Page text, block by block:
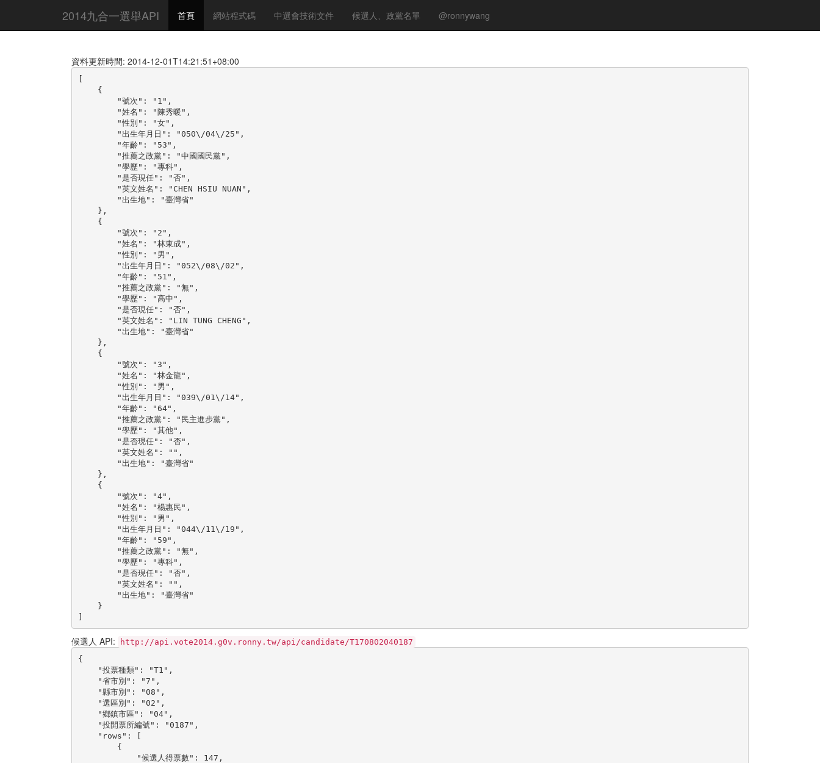
2014九合一選舉API 首頁 網站程式碼 中選會技術文件 候選人、政黨名單 @ronnywang
資料更新時間: 2014-12-01T14:21:51+08:00
[
    {
        "號次": "1",
        "姓名": "陳秀暖",
        "性別": "女",
        "出生年月日": "050\/04\/25",
        "年齡": "53",
        "推薦之政黨": "中國國民黨",
        "學歷": "專科",
        "是否現任": "否",
        "英文姓名": "CHEN HSIU NUAN",
        "出生地": "臺灣省"
    },
    {
        "號次": "2",
        "姓名": "林東成",
        "性別": "男",
        "出生年月日": "052\/08\/02",
        "年齡": "51",
        "推薦之政黨": "無",
        "學歷": "高中",
        "是否現任": "否",
        "英文姓名": "LIN TUNG CHENG",
        "出生地": "臺灣省"
    },
    {
        "號次": "3",
        "姓名": "林金龍",
        "性別": "男",
        "出生年月日": "039\/01\/14",
        "年齡": "64",
        "推薦之政黨": "民主進步黨",
        "學歷": "其他",
        "是否現任": "否",
        "英文姓名": "",
        "出生地": "臺灣省"
    },
    {
        "號次": "4",
        "姓名": "楊惠民",
        "性別": "男",
        "出生年月日": "044\/11\/19",
        "年齡": "59",
        "推薦之政黨": "無",
        "學歷": "專科",
        "是否現任": "否",
        "英文姓名": "",
        "出生地": "臺灣省"
    }
]
候選人 API:
http://api.vote2014.g0v.ronny.tw/api/candidate/T170802040187
{
    "投票種類": "T1",
    "省市別": "7",
    "縣市別": "08",
    "選區別": "02",
    "鄉鎮市區": "04",
    "投開票所編號": "0187",
    "rows": [
        {
            "候選人得票數": 147,